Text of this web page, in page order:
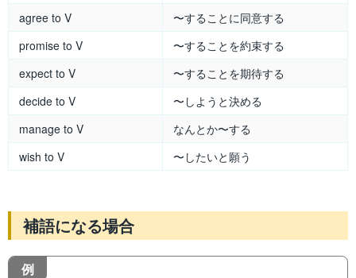
agree to V
〜することに同意する
promise to V
〜することを約束する
expect to V
〜することを期待する
decide to V
〜しようと決める
manage to V
なんとか〜する
wish to V
〜したいと願う
補語になる場合
例